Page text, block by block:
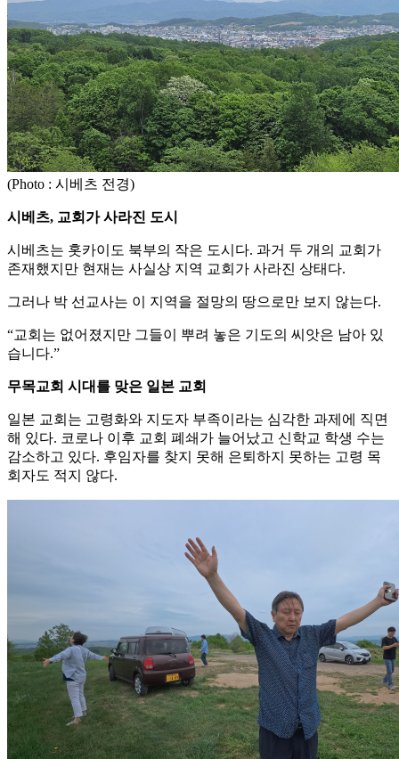
(Photo : 시베츠 전경)
시베츠, 교회가 사라진 도시
시베츠는 홋카이도 북부의 작은 도시다. 과거 두 개의 교회가
존재했지만 현재는 사실상 지역 교회가 사라진 상태다.
그러나 박 선교사는 이 지역을 절망의 땅으로만 보지 않는다.
“교회는 없어졌지만 그들이 뿌려 놓은 기도의 씨앗은 남아 있
습니다.”
무목교회 시대를 맞은 일본 교회
일본 교회는 고령화와 지도자 부족이라는 심각한 과제에 직면
해 있다. 코로나 이후 교회 폐쇄가 늘어났고 신학교 학생 수는
감소하고 있다. 후임자를 찾지 못해 은퇴하지 못하는 고령 목
회자도 적지 않다.